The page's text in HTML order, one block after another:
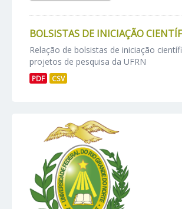
BOLSISTAS DE INICIAÇÃO
Relação de bolsistas de iniciação
projetos de pesquisa da UFRN
PDF CSV